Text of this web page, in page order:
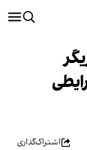
اشتراک‌گذاری